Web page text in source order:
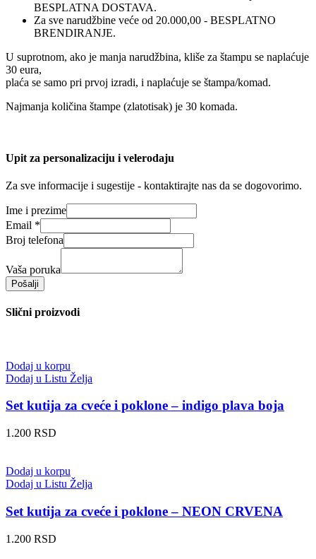
BESPLATNA DOSTAVA.
Za sve narudžbine veće od 20.000,00 - BESPLATNO
BRENDIRANJE.
U suprotnom, ako je manja narudžbina, kliše za štampu se naplaćuje
30 eura,
plaća se samo pri prvoj izradi, i naplaćuje se štampa/komad.
Najmanja količina štampe (zlatotisak) je 30 komada.
Upit za personalizaciju i velerodaju
Za sve informacije i sugestije - kontaktirajte nas da se dogovorimo.
Ime i prezime
Email *
Broj telefona
Vaša poruka
Pošalji
Slični proizvodi
Dodaj u korpu
Dodaj u Listu Želja
Set kutija za cveće i poklone – indigo plava boja
1.200 RSD
Dodaj u korpu
Dodaj u Listu Želja
Set kutija za cveće i poklone – NEON CRVENA
1.200 RSD